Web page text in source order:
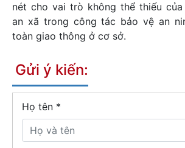
nét cho vai trò không thể thiếu
an xã trong công tác bảo vệ an
toàn giao thông ở cơ sở.
Gửi ý kiến:
Họ tên *